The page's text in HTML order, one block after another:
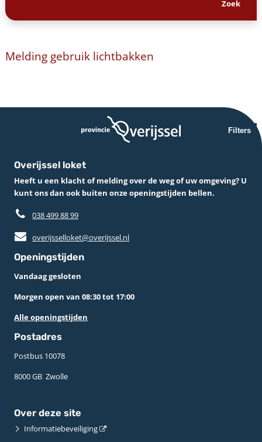
Melding gebruik lichtbakken
Filters
Overijssel loket
Heeft u een klacht of melding over de weg of uw omgeving? U
kunt ons dan ook buiten onze openingstijden bellen.
038 499 88 99
overijsselloket@overijssel.nl
Openingstijden
Vandaag gesloten
Morgen open van 08:30 tot 17:00
Alle openingstijden
Postadres
Postbus 10078 ­
8000 GB ­ Zwolle
Over deze site
Informatiebeveiliging